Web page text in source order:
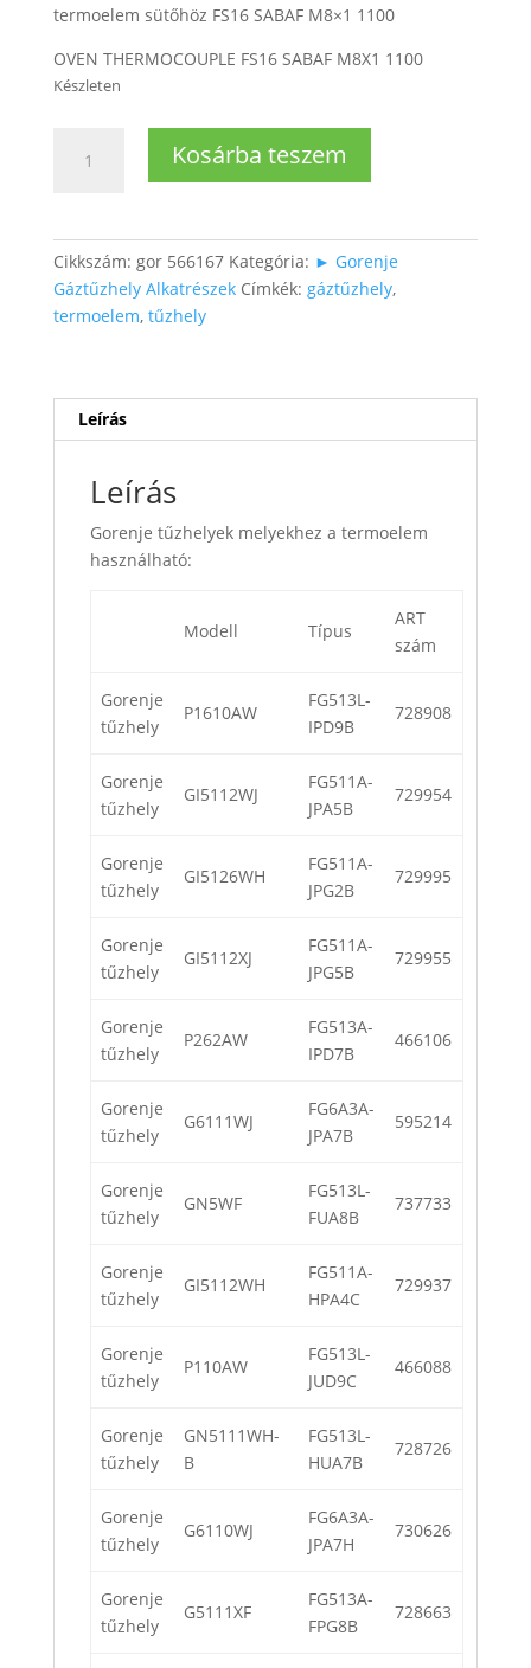
termoelem sütőhöz FS16 SABAF M8×1 1100
OVEN THERMOCOUPLE FS16 SABAF M8X1 1100
Készleten
termoelem
Kosárba teszem
Cikkszám: gor 566167 Kategória: ► Gorenje
Gáztűzhely Alkatrészek Címkék: gáztűzhely,
termoelem, tűzhely
Leírás
Leírás
Gorenje tűzhelyek melyekhez a termoelem
használható:
Modell Típus
ART
szám
Gorenje
tűzhely
P1610AW
FG513L-
IPD9B
728908
Gorenje
tűzhely
GI5112WJ
FG511A-
JPA5B
729954
Gorenje
tűzhely
GI5126WH
FG511A-
JPG2B
729995
Gorenje
tűzhely
GI5112XJ
FG511A-
JPG5B
729955
Gorenje
tűzhely
P262AW
FG513A-
IPD7B
466106
Gorenje
tűzhely
G6111WJ
FG6A3A-
JPA7B
595214
Gorenje
tűzhely
GN5WF
FG513L-
FUA8B
737733
Gorenje
tűzhely
GI5112WH
FG511A-
HPA4C
729937
Gorenje
tűzhely
P110AW
FG513L-
JUD9C
466088
Gorenje
tűzhely
GN5111WH-
B
FG513L-
HUA7B
728726
Gorenje
tűzhely
G6110WJ
FG6A3A-
JPA7H
730626
Gorenje
tűzhely
G5111XF
FG513A-
FPG8B
728663